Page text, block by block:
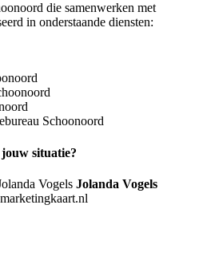
die samenwerken met
in onderstaande diensten:
Schoonoord
situatie?
Jolanda Vogels